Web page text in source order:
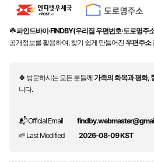
☘️파인드바이·FINDBY(우리집 우편번호·도로명주
공개정보를 활용하여, 찾기 쉽게 만들어진 우편주소
🍀 방문하시는 모든 분들께가족의 화목과 평화,
니다.
📬 Official Email
🌱 Last Modified
2026-08-09 KST